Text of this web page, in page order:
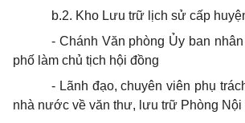
b.2. Kho Lưu trữ lịch sử cấp
- Chánh Văn phòng Ủy ban
phố làm chủ tịch hội đồng
- Lãnh đạo, chuyên viên phụ
nhà nước về văn thư, lưu trữ Phòng Nội